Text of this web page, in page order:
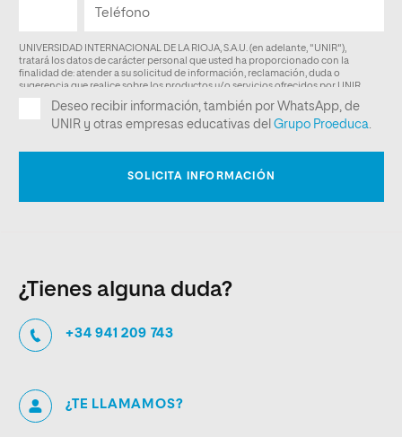
¿Tienes alguna duda?
+34 941 209 743
¿TE LLAMAMOS?